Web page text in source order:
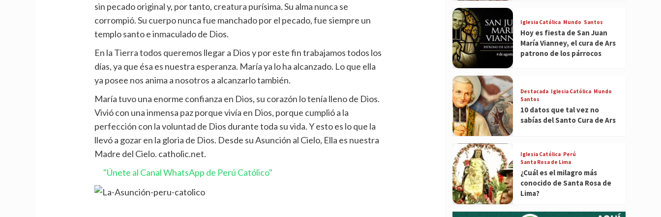
sin pecado original y, por tanto, creatura purísima. Su alma nunca se
corrompió. Su cuerpo nunca fue manchado por el pecado, fue siempre un
templo santo e inmaculado de Dios.
En la Tierra todos queremos llegar a Dios y por este fin trabajamos todos los
días, ya que ésa es nuestra esperanza. María ya lo ha alcanzado. Lo que ella
ya posee nos anima a nosotros a alcanzarlo también.
María tuvo una enorme confianza en Dios, su corazón lo tenía lleno de Dios.
Vivió con una inmensa paz porque vivía en Dios, porque cumplió a la
perfección con la voluntad de Dios durante toda su vida. Y esto es lo que la
llevó a gozar en la gloria de Dios. Desde su Asunción al Cielo, Ella es nuestra
Madre del Cielo. catholic.net.
"Únete al Canal WhatsApp de Perú Católico"
Iglesia Católica Mundo Santos
Hoy es fiesta de San Juan
María Vianney, el cura de Ars
patrono de los párrocos
Destacada Iglesia Católica Mundo
Santos
10 datos que tal vez no
sabías del Santo Cura de Ars
Iglesia Católica Perú
Santa Rosa de Lima
¿Cuál es el milagro más
conocido de Santa Rosa de
Lima?